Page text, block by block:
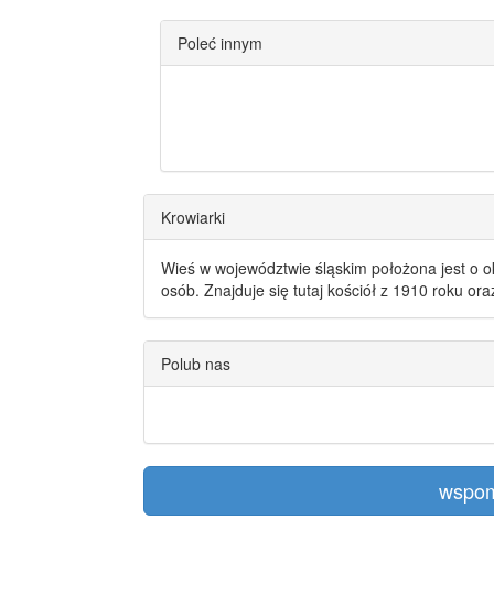
Poleć innym
Krowiarki
Wieś w województwie śląskim położona jest o
osób. Znajduje się tutaj kościół z 1910 roku
Polub nas